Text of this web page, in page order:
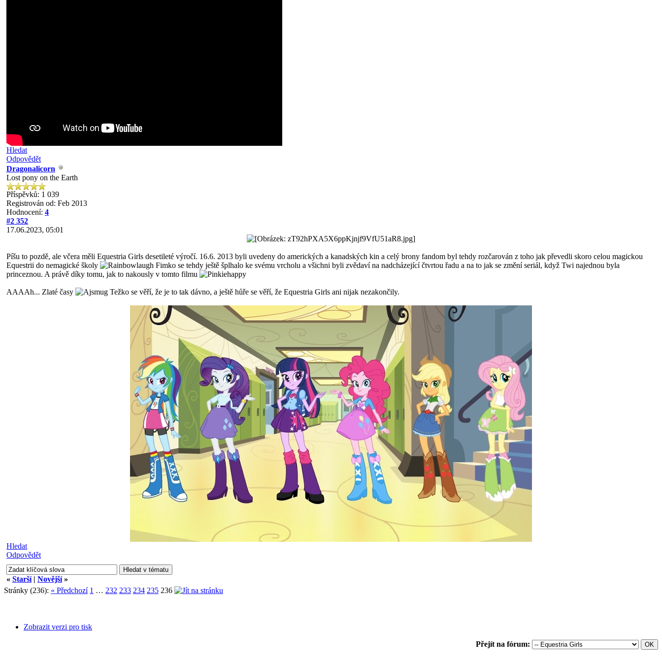
Hledat
Odpovědět
Dragonalicorn
Lost pony on the Earth
Příspěvků: 1 039
Registrován od: Feb 2013
Hodnocení: 4
#2 352
17.06.2023, 05:01
Píšu to pozdě, ale včera měli Equestria Girls desetileté výročí. 16.6. 2013 byli uvedeny do amerických a kanadských kin a celý brony fandom byl tehdy rozčarován z toho jak převedli skoro celou magickou
Equestrii do nemagické školy
Fimko se tehdy ještě šplhalo ke svému vrcholu a všichni byli zvědaví na nadcházející čtvrtou řadu a na to jak se změní seriál, když Twi najednou byla
princeznou. A právě díky tomu, jak to nakously v tomto filmu
AAAAh... Zlaté časy Težko se věří, že je to tak dávno, a ještě hůře se věří, že Equestria Girls ani nijak nezakončily.
Hledat
Odpovědět
« Starší| Novější»
Stránky (236): « Předchozí 1 … 232 233 234 235 236
Zobrazit verzi pro tisk
Přejít na fórum: